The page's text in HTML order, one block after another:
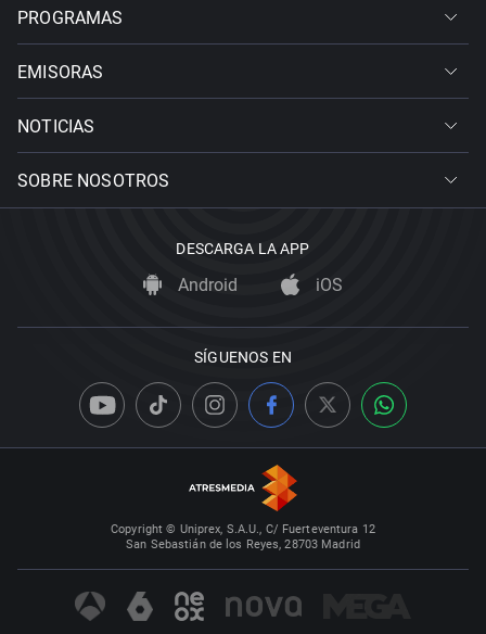
PROGRAMAS
EMISORAS
NOTICIAS
SOBRE NOSOTROS
DESCARGA LA APP
Android iOS
SÍGUENOS EN
Copyright © Uniprex, S.A.U., C/ Fuerteventura 12
San Sebastián de los Reyes, 28703 Madrid